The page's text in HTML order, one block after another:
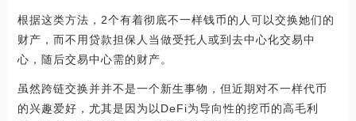
根据这类方法，2个有着彻底不一样钱币的人可以交换她们的
财产，而不用贷款担保人当做受托人或到去中心化交易中
心，随后交易中心需的财产。
虽然跨链交换并并不是一个新生事物，但近期对不一样代币
的兴趣爱好，尤其是因为以DeFi为导向性的挖币的高毛利